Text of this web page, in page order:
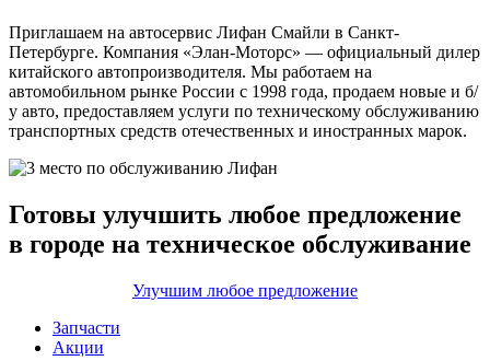
Приглашаем на автосервис Лифан Смайли в Санкт-
Петербурге. Компания «Элан-Моторс» — официальный дилер
китайского автопроизводителя. Мы работаем на
автомобильном рынке России с 1998 года, продаем новые и б/
у авто, предоставляем услуги по техническому обслуживанию
транспортных средств отечественных и иностранных марок.
Готовы улучшить любое предложение
в городе на техническое обслуживание
Улучшим любое предложение
Запчасти
Акции